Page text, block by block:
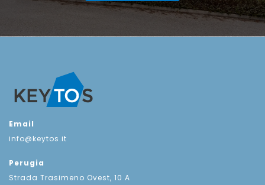
Email
info@keytos.it
Perugia
Strada Trasimeno Ovest, 10 A